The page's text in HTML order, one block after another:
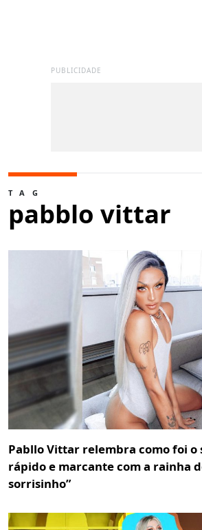
PUBLICIDADE
TAG
pabblo vittar
Pabllo Vittar relembra como foi o
rápido e marcante com a rainha
sorrisinho”